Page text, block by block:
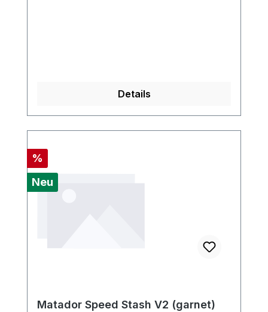
Details
Rabatt
%
Neu
Matador Speed Stash V2 (garnet)